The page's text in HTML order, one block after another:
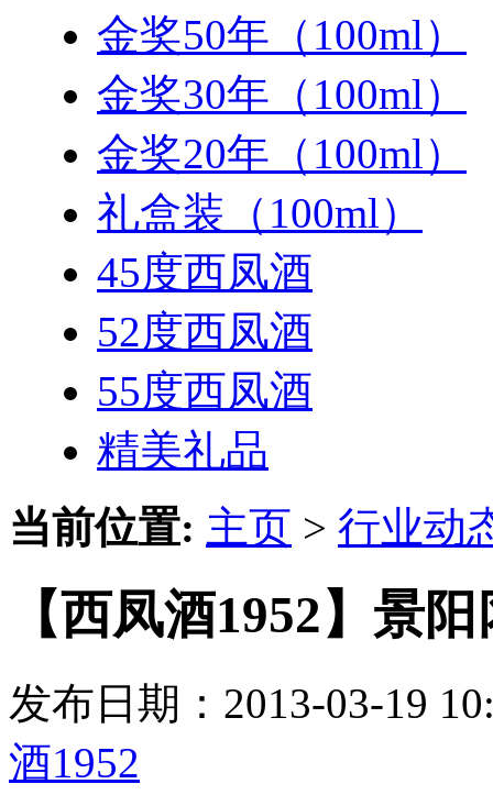
金奖50年（100ml）
金奖30年（100ml）
金奖20年（100ml）
礼盒装（100ml）
45度西凤酒
52度西凤酒
55度西凤酒
精美礼品
当前位置: 主页 > 行业动
【西凤酒1952】景
发布日期：2013-03-19
酒1952